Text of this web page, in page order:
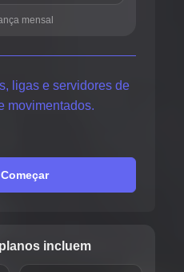
mensal
ligas e servidores de
movimentados.
Começar
incluem